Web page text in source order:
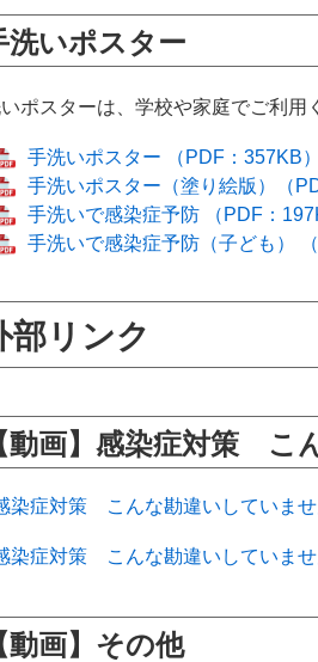
洗いポスター
ポスターは、学校や家庭でご利用
手洗いポスター （PDF：357KB）
手洗いポスター（塗り絵版）（
手洗いで感染症予防 （PDF：
手洗いで感染症予防（子ども）
部リンク
動画】感染症対策 こ
染症対策 こんな勘違いしていませ
染症対策 こんな勘違いしていませ
動画】その他